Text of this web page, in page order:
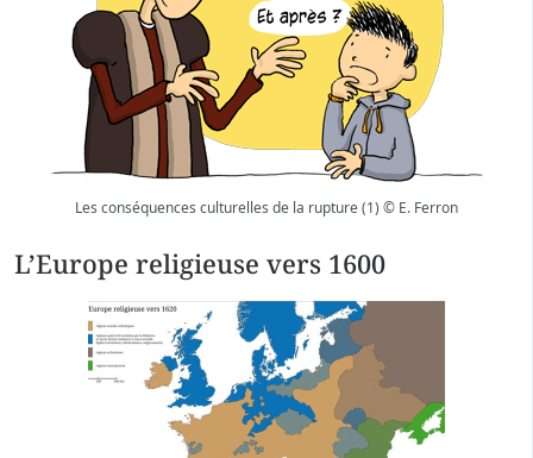
Les conséquences culturelles de la rupture (1) © E. Ferron
L’Europe religieuse vers 1600